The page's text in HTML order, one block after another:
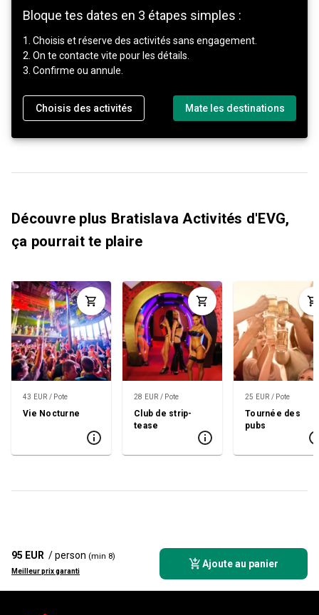
Bloque tes dates en 3 étapes simples :
1. Choisis et réserve des activités sans engagement.
2. On te contacte vite pour les détails.
3. Confirme ou annule.
Choisis des activités Mate les destinations
Découvre plus Bratislava Activités d'EVG,
ça pourrait te plaire
43 EUR / Pote
Vie Nocturne
28 EUR / Pote
Club de strip-
tease
25 EUR / Pote
Tournée des
pubs
95 EUR / person (min 8)
Meilleur prix garanti
Ajoute au panier